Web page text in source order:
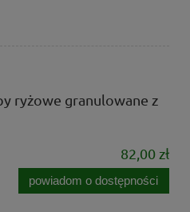
ryżowe granulowane z
82,00 zł
powiadom o dostępności